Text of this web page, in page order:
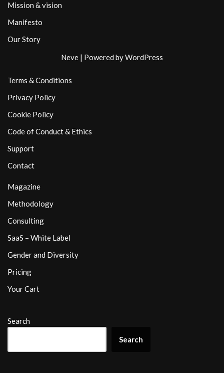
Mission & vision
Manifesto
Our Story
Neve | Powered byWordPress
Terms & Conditions
Privacy Policy
Cookie Policy
Code of Conduct & Ethics
Support
Contact
Magazine
Methodology
Consulting
SaaS – White Label
Gender and Diversity
Pricing
Your Cart
Search
Search